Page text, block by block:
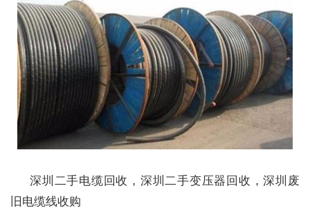
深圳二手电缆回收，深圳二手变压器回收，深圳废
旧电缆线收购